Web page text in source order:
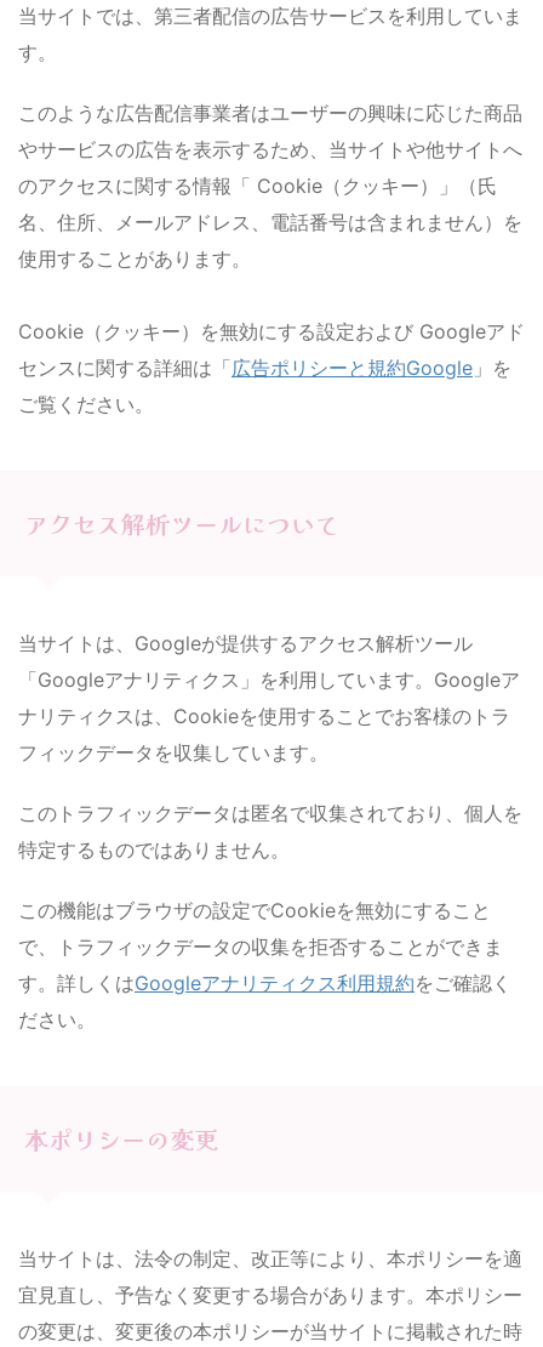
当サイトでは、第三者配信の広告サービスを利用していま
す。
このような広告配信事業者はユーザーの興味に応じた商品
やサービスの広告を表示するため、当サイトや他サイトへ
のアクセスに関する情報「 Cookie（クッキー）」（氏
名、住所、メールアドレス、電話番号は含まれません）を
使用することがあります。
Cookie（クッキー）を無効にする設定および Googleアド
センスに関する詳細は「広告ポリシーと規約Google 」を
ご覧ください。
アクセス解析ツールについて
当サイトは、Googleが提供するアクセス解析ツール
「Googleアナリティクス」を利用しています。Googleア
ナリティクスは、Cookieを使用することでお客様のトラ
フィックデータを収集しています。
このトラフィックデータは匿名で収集されており、個人を
特定するものではありません。
この機能はブラウザの設定でCookieを無効にすること
で、トラフィックデータの収集を拒否することができま
す。詳しくはGoogleアナリティクス利用規約をご確認く
ださい。
本ポリシーの変更
当サイトは、法令の制定、改正等により、本ポリシーを適
宜見直し、予告なく変更する場合があります。本ポリシー
の変更は、変更後の本ポリシーが当サイトに掲載された時